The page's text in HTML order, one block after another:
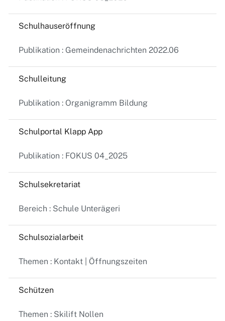
Schulhauseröffnung
Publikation : Gemeindenachrichten 2022.06
Schulleitung
Publikation : Organigramm Bildung
Schulportal Klapp App
Publikation : FOKUS 04_2025
Schulsekretariat
Bereich : Schule Unterägeri
Schulsozialarbeit
Themen : Kontakt | Öffnungszeiten
Schützen
Themen : Skilift Nollen